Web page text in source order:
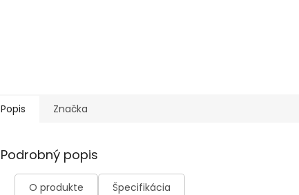
Popis Značka
Podrobný popis
O produkte Špecifikácia